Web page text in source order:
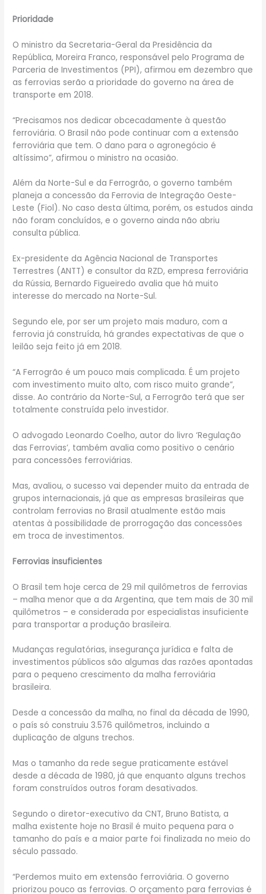
Prioridade
O ministro da Secretaria-Geral da Presidência da
República, Moreira Franco, responsável pelo Programa de
Parceria de Investimentos (PPI), afirmou em dezembro que
as ferrovias serão a prioridade do governo na área de
transporte em 2018.
“Precisamos nos dedicar obcecadamente à questão
ferroviária. O Brasil não pode continuar com a extensão
ferroviária que tem. O dano para o agronegócio é
altíssimo”, afirmou o ministro na ocasião.
Além da Norte-Sul e da Ferrogrão, o governo também
planeja a concessão da Ferrovia de Integração Oeste-
Leste (Fiol). No caso desta última, porém, os estudos ainda
não foram concluídos, e o governo ainda não abriu
consulta pública.
Ex-presidente da Agência Nacional de Transportes
Terrestres (ANTT) e consultor da RZD, empresa ferroviária
da Rússia, Bernardo Figueiredo avalia que há muito
interesse do mercado na Norte-Sul.
Segundo ele, por ser um projeto mais maduro, com a
ferrovia já construída, há grandes expectativas de que o
leilão seja feito já em 2018.
“A Ferrogrão é um pouco mais complicada. É um projeto
com investimento muito alto, com risco muito grande”,
disse. Ao contrário da Norte-Sul, a Ferrogrão terá que ser
totalmente construída pelo investidor.
O advogado Leonardo Coelho, autor do livro ‘Regulação
das Ferrovias’, também avalia como positivo o cenário
para concessões ferroviárias.
Mas, avaliou, o sucesso vai depender muito da entrada de
grupos internacionais, já que as empresas brasileiras que
controlam ferrovias no Brasil atualmente estão mais
atentas à possibilidade de prorrogação das concessões
em troca de investimentos.
Ferrovias insuficientes
O Brasil tem hoje cerca de 29 mil quilômetros de ferrovias
– malha menor que a da Argentina, que tem mais de 30 mil
quilômetros – e considerada por especialistas insuficiente
para transportar a produção brasileira.
Mudanças regulatórias, insegurança jurídica e falta de
investimentos públicos são algumas das razões apontadas
para o pequeno crescimento da malha ferroviária
brasileira.
Desde a concessão da malha, no final da década de 1990,
o país só construiu 3.576 quilômetros, incluindo a
duplicação de alguns trechos.
Mas o tamanho da rede segue praticamente estável
desde a década de 1980, já que enquanto alguns trechos
foram construídos outros foram desativados.
Segundo o diretor-executivo da CNT, Bruno Batista, a
malha existente hoje no Brasil é muito pequena para o
tamanho do país e a maior parte foi finalizada no meio do
século passado.
“Perdemos muito em extensão ferroviária. O governo
priorizou pouco as ferrovias. O orçamento para ferrovias é